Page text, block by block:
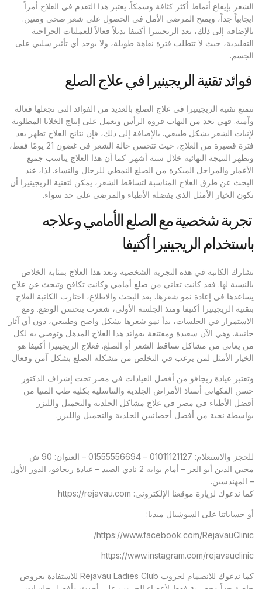
الشعر بإيقاع أنماط أكثر كثافة وسمكاً. يعتبر هذا التقدم في العلاج أمراً
ايجابياً جداً، ويمنح المرضى الأمل في الحصول على شعر صحي ومتين.
بالإضافة إلى ذلك، يعد الريجينيرا أكتيفا بديلاً فعالاً للعمليات الجراحية
التقليدية، حيث لا تتطلب فترة نقاهة طويلة، ولا يوجد أي تأثير سلبي على
الجسم.
فوائد تقنية الريجينيرا في علاج الصلع
تتمتع تقنية الريجينيرا في علاج الصلع بالعديد من الفوائد التي تجعلها فعالة
وآمنة. فهي تحد من التهاب فروة الرأس وتعمل على إنتاج الخلايا المطلوبة
لإنبات الشعر بشكل طبيعي. بالإضافة إلى ذلك، فإن نتائج العلاج تظهر بعد
فترة قصيرة من العلاج، حيث تتحسن حالة الشعر في غضون 21 يومًا فقط،
وتظهر النتيجة النهائية خلال ستة أشهر. كما أن هذا العلاج يناسب جميع
الأعمار والمراحل المبكرة من الصلع النمطي للرجال والنساء. لذا، عند
البحث عن طرق العلاج المناسبة لتساقط الشعر، يمكن لتقنية الريجينيرا أن
تكون الخيار الأمثل الذي يفضله الأطباء والمرضى على حد سواء.
تجربة شخصية مع الصلع الأمامي وعلاجه
باستخدام الريجينيرا أكتيفا
تشارك الكاتبة في هذه التجربة الشخصية وتعد هذا العلاج بمثابة الخلاص
بالنسبة لها. فقد كانت تعاني من صلع أمامي وكانت تكافح وتبحث عن علاج
يساعدها في إعادة نمو شعرها. بعد البحث والاطلاع، اختارت الكاتبة العلاج
بتقنية الريجينيرا أكتيفا ومنذ الجلسة الأولى، شعرت بتحسن الوضع. ومع
الاستمرار في الجلسات، بدأ نمو شعرها بشكل واضح وطبيعي، دون أي آثار
جانبية. وهي الآن سعيدة ومقتنعة بفوائد هذا العلاج المذهل وتوصي به لكل
من يعاني من مشاكل تساقط الشعر أو الصلع. فعلاج الريجينيرا أكتيفا هو
الخيار الأمثل لمن يرغب في التخلص من مشكلة الصلع بشكل آمن وفعال.
وتعتبر عيادة ريجافو من أفضل العيادات في مصر تحت إشراف الدكتور
حسن الفكهاني أستاذ الأمراض الجلدية والتناسلية بكلية طب المنيا من
أفضل الأطباء في مصر في علاج مشاكل الجلدية والتجميل والليزر
بواسطة نخبة من أفضل أخصائيين الجلدية والتجميل والليزر.
للحجز والاستعلام: 01011121127 – 01555556694 – العنوان: 90 ش
محيي الدين أبو العز – أمام بوابه 2 نادي الصيد – عيادة ريجافو، الدور الأول
– المهندسين.
كما ندعوك لزيارة موقعنا الإلكتروني: https://rejavau.com
أو حساباتنا على السوشيال ميديا:
https://www.facebook.com/RejavauClinic/
https://www.instagram.com/rejavauclinic
كما ندعوك للانضمام لجروب Rejavau Ladies Club للاستفادة بعروض